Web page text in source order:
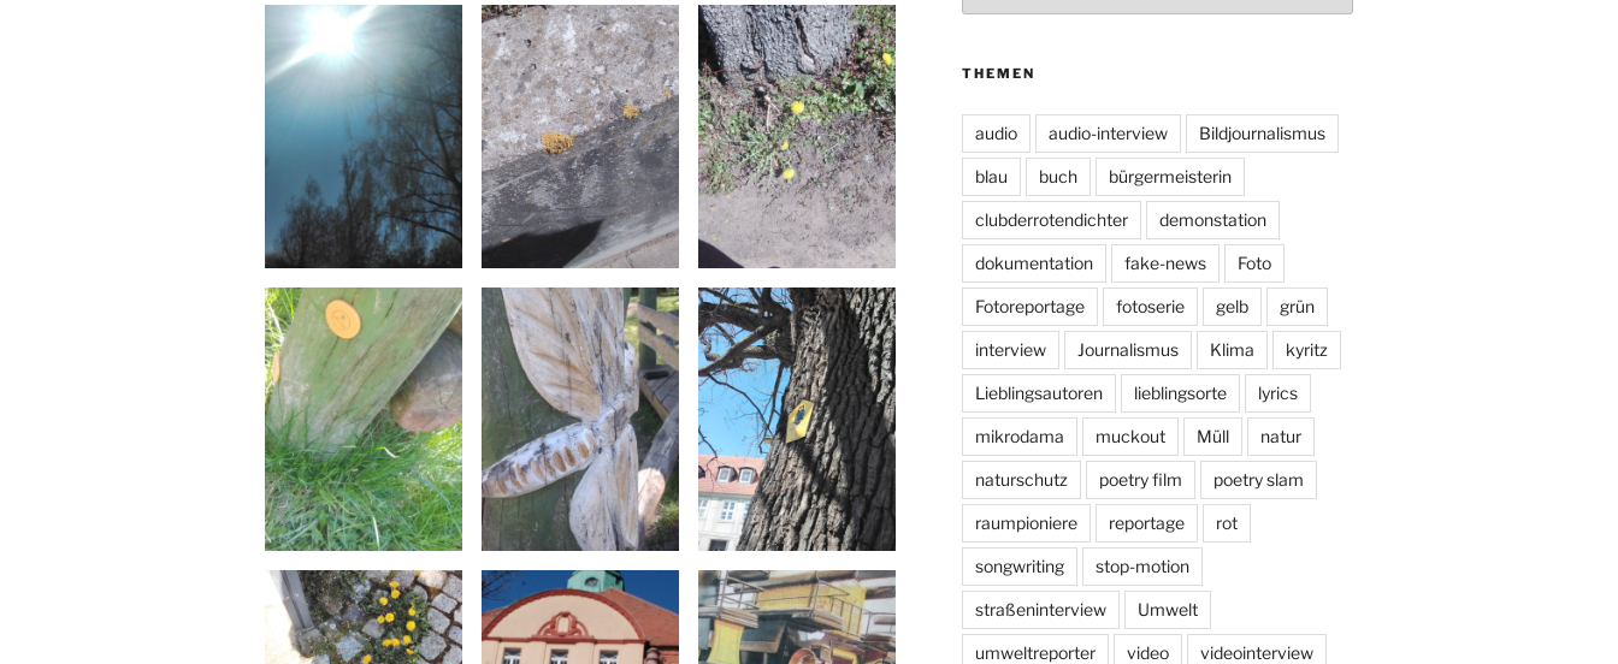
THEMEN
audio audio-interview Bildjournalismus
blau buch bürgermeisterin
clubderrotendichter demonstation
dokumentation fake-news Foto
Fotoreportage fotoserie gelb grün
interview Journalismus Klima kyritz
Lieblingsautoren lieblingsorte lyrics
mikrodama muckout Müll natur
naturschutz poetry film poetry slam
raumpioniere reportage rot
songwriting stop-motion
straßeninterview Umwelt
umweltreporter video videointerview